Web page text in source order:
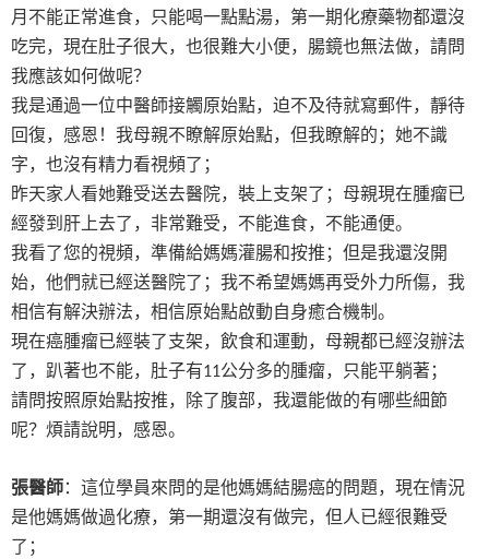
月不能正常進食，只能喝一點點湯，第一期化療藥物都還沒
吃完，現在肚子很大，也很難大小便，腸鏡也無法做，請問
我應該如何做呢？
我是通過一位中醫師接觸原始點，迫不及待就寫郵件，靜待
回復，感恩！我母親不瞭解原始點，但我瞭解的；她不識
字，也沒有精力看視頻了；
昨天家人看她難受送去醫院，裝上支架了；母親現在腫瘤已
經發到肝上去了，非常難受，不能進食，不能通便。
我看了您的視頻，準備給媽媽灌腸和按推；但是我還沒開
始，他們就已經送醫院了；我不希望媽媽再受外力所傷，我
相信有解決辦法，相信原始點啟動自身癒合機制。
現在癌腫瘤已經裝了支架，飲食和運動，母親都已經沒辦法
了，趴著也不能，肚子有11公分多的腫瘤，只能平躺著；
請問按照原始點按推，除了腹部，我還能做的有哪些細節
呢？煩請說明，感恩。
張醫師：這位學員來問的是他媽媽結腸癌的問題，現在情況
是他媽媽做過化療，第一期還沒有做完，但人已經很難受
了；